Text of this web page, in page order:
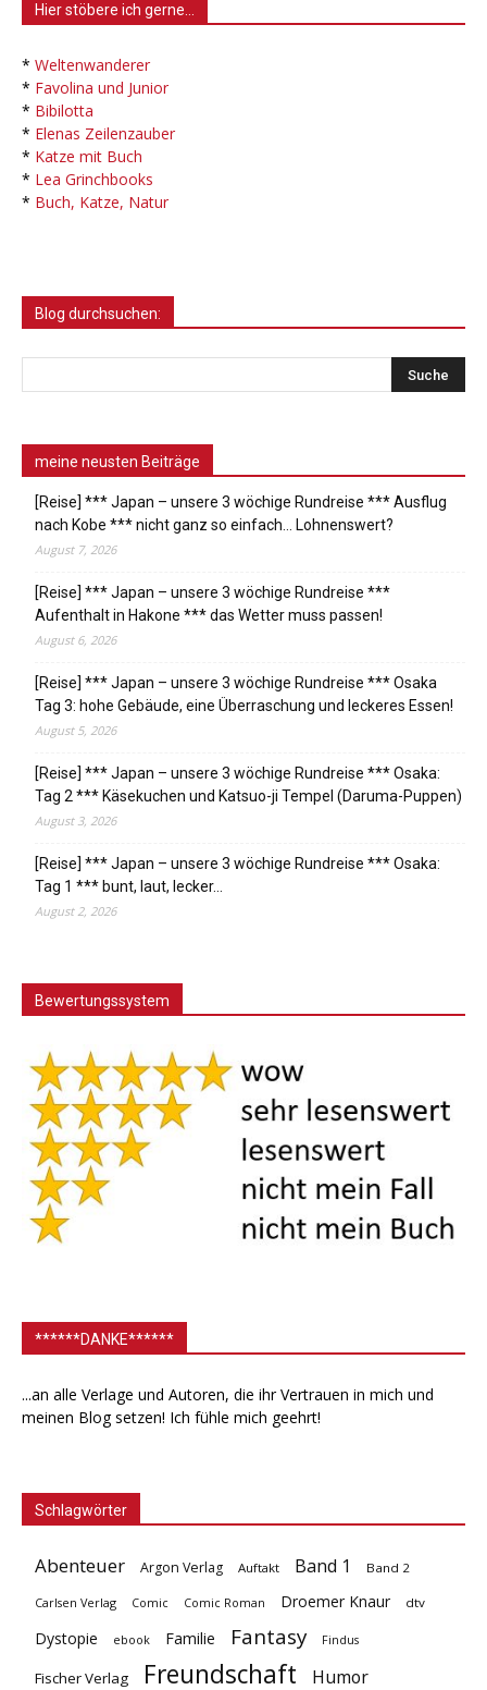
Hier stöbere ich gerne…
* Weltenwanderer
* Favolina und Junior
* Bibilotta
* Elenas Zeilenzauber
* Katze mit Buch
* Lea Grinchbooks
* Buch, Katze, Natur
Blog durchsuchen:
meine neusten Beiträge
[Reise] *** Japan – unsere 3 wöchige Rundreise *** Ausflug
nach Kobe *** nicht ganz so einfach… Lohnenswert?
August 7, 2026
[Reise] *** Japan – unsere 3 wöchige Rundreise ***
Aufenthalt in Hakone *** das Wetter muss passen!
August 6, 2026
[Reise] *** Japan – unsere 3 wöchige Rundreise *** Osaka
Tag 3: hohe Gebäude, eine Überraschung und leckeres Essen!
August 5, 2026
[Reise] *** Japan – unsere 3 wöchige Rundreise *** Osaka:
Tag 2 *** Käsekuchen und Katsuo-ji Tempel (Daruma-Puppen)
August 3, 2026
[Reise] *** Japan – unsere 3 wöchige Rundreise *** Osaka:
Tag 1 *** bunt, laut, lecker…
August 2, 2026
Bewertungssystem
******DANKE******
...an alle Verlage und Autoren, die ihr Vertrauen in mich und
meinen Blog setzen! Ich fühle mich geehrt!
Schlagwörter
Abenteuer Argon Verlag Auftakt Band 1 Band 2
Carlsen Verlag Comic Comic Roman Droemer Knaur dtv
Dystopie ebook Familie Fantasy Findus
Fischer Verlag Freundschaft Humor